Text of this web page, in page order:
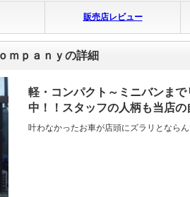
販売店レビュー
ｍｐａｎｙの詳細
軽・コンパクト～ミニバンま
中！！スタッフの人柄も当店
叶わなかったお車が店頭にズラリとならん